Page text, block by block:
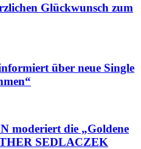
Glückwunsch zum
über neue Single
moderiert die „Goldene
SEDLACZEK